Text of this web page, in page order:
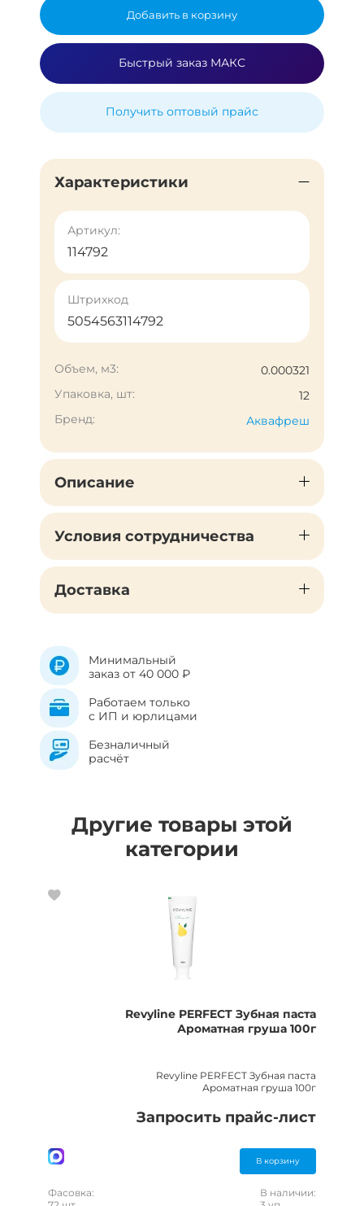
Добавить в корзину
Быстрый заказ МАКС
Получить оптовый прайс
Характеристики
Артикул:
114792
Штрихкод
5054563114792
Объем, м3:
0.000321
Упаковка, шт:
12
Бренд:
Аквафреш
Описание
Условия сотрудничества
Доставка
Минимальный
заказ от 40 000 ₽
Работаем только
с ИП и юрлицами
Безналичный
расчёт
Другие товары этой
категории
Revyline PERFECT Зубная паста
Ароматная груша 100г
Revyline PERFECT Зубная паста
Ароматная груша 100г
Запросить прайс-лист
В корзину
Фасовка:
В наличии: